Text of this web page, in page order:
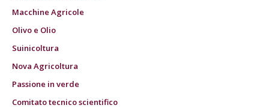
Macchine Agricole
Olivo e Olio
Suinicoltura
Nova Agricoltura
Passione in verde
Comitato tecnico scientifico